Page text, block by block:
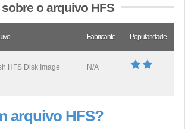
o arquivo HFS
Fabricante Popularidade
HFS Disk Image
N/A
arquivo HFS?